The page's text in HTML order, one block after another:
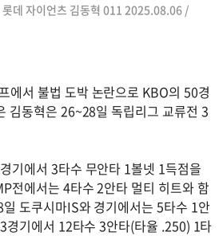
데 자이언츠 김동혁 011 2025.08.06 /
에서 불법 도박 논란으로 KBO의 50경
김동혁은 26~28일 독립리그 교류전 3
기에서 3타수 무안타 1볼넷 1득점을
전에서는 4타수 2안타 멀티 히트와 함
도쿠시마IS와 경기에서는 5타수 1안
경기에서 12타수 3안타(타율 .250) 1타